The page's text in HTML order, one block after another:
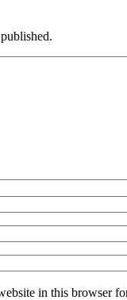
in this browser